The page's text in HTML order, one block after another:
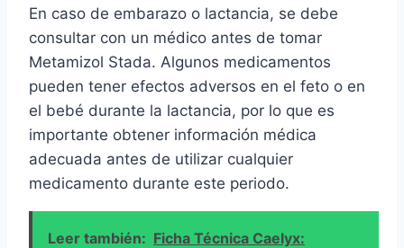
En caso de embarazo o lactancia, se debe
consultar con un médico antes de tomar
Metamizol Stada. Algunos medicamentos
pueden tener efectos adversos en el feto o en
el bebé durante la lactancia, por lo que es
importante obtener información médica
adecuada antes de utilizar cualquier
medicamento durante este periodo.
Leer también: Ficha Técnica Caelyx: